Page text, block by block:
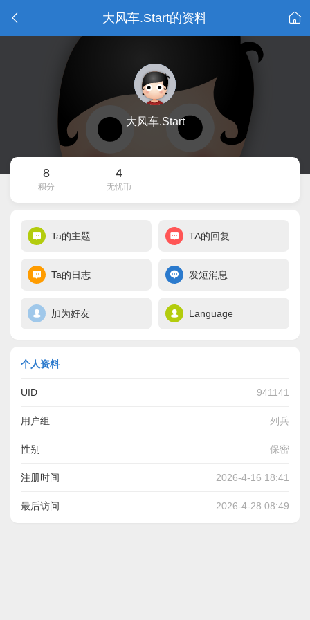
大风车.Start的资料
大风车.Start
8
积分
4
无忧币
Ta的主题 TA的回复
Ta的日志 发短消息
加为好友 Language
个人资料
UID 941141
用户组 列兵
性别 保密
注册时间 2026-4-16 18:41
最后访问 2026-4-28 08:49